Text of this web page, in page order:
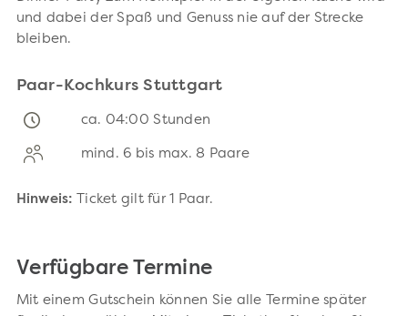
und dabei der Spaß und Genuss nie auf der Strecke
bleiben.
Paar-Kochkurs Stuttgart
ca. 04:00 Stunden
mind. 6 bis max. 8 Paare
Hinweis: Ticket gilt für 1 Paar.
Verfügbare Termine
Mit einem Gutschein können Sie alle Termine später